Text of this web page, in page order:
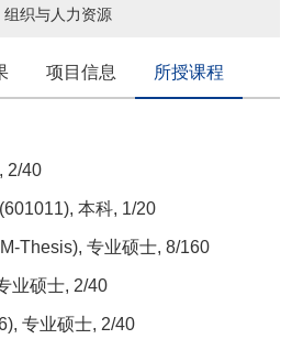
组织与人力资源
项目信息 所授课程
2/40
本科, 1/20
Thesis), 专业硕士, 8/160
业硕士, 2/40
专业硕士, 2/40